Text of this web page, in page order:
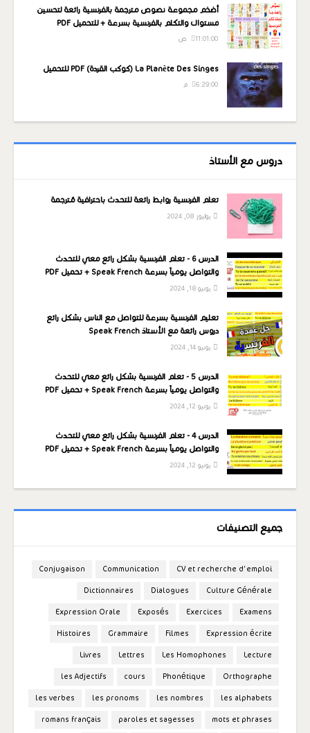
أضخم مجموعة نصوص مترجمة بالفرنسية رائعة لتحسين
مستواك والتكلم بالفرنسية بسرعة + للتحميل PDF
11:01:00 ص
La Planète Des Singes (كوكب القردة) PDF للتحميل
6:29:00 م
دروس مع الأستاذ
تعلم الفرنسية روابط رائعة للتحدث باحترافية مُترجمة
يوليوز 08, 2024
الدرس 6 - تعلم الفرنسية بشكل رائع معي للتحدث
والتواصل يومياً بسرعة Speak French + تحميل PDF
يونيو 18, 2024
تعليم الفرنسية بسرعة للتواصل مع الناس بشكل رائع
دروس رائعة مع الأستاذ Speak French
يونيو 14, 2024
الدرس 5 - تعلم الفرنسية بشكل رائع معي للتحدث
والتواصل يومياً بسرعة Speak French + تحميل PDF
يونيو 12, 2024
الدرس 4 - تعلم الفرنسية بشكل رائع معي للتحدث
والتواصل يومياً بسرعة Speak French + تحميل PDF
يونيو 12, 2024
جميع التصنيفات
CV et recherche d'emploi
Communication
Conjugaison
Culture Générale
Dialogues
Dictionnaires
Examens
Exercices
Exposés
Expression Orale
Expression écrite
Filmes
Grammaire
Histoires
Lecture
Les Homophones
Lettres
Livres
Orthographe
Phonétique
cours
les Adjectifs
les alphabets
les nombres
les pronoms
les verbes
mots et phrases
paroles et sagesses
romans français